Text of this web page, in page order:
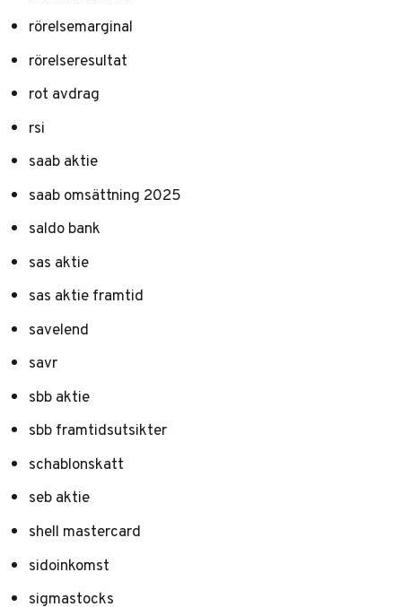
rörelsemarginal
rörelseresultat
rot avdrag
rsi
saab aktie
saab omsättning 2025
saldo bank
sas aktie
sas aktie framtid
savelend
savr
sbb aktie
sbb framtidsutsikter
schablonskatt
seb aktie
shell mastercard
sidoinkomst
sigmastocks